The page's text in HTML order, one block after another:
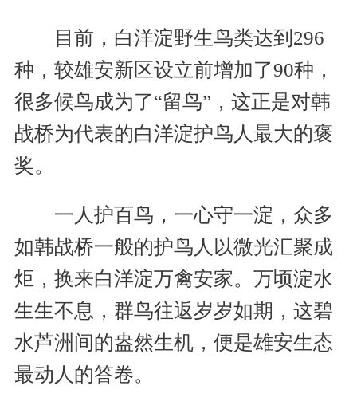
目前，白洋淀野生鸟类达到296
种，较雄安新区设立前增加了90种，
很多候鸟成为了“留鸟”，这正是对韩
战桥为代表的白洋淀护鸟人最大的褒
奖。
一人护百鸟，一心守一淀，众多
如韩战桥一般的护鸟人以微光汇聚成
炬，换来白洋淀万禽安家。万顷淀水
生生不息，群鸟往返岁岁如期，这碧
水芦洲间的盎然生机，便是雄安生态
最动人的答卷。